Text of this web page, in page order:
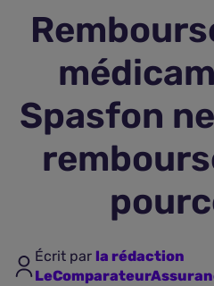
Assurance vie
Plus d'assurances
Spasfon
Écrit par la rédaction